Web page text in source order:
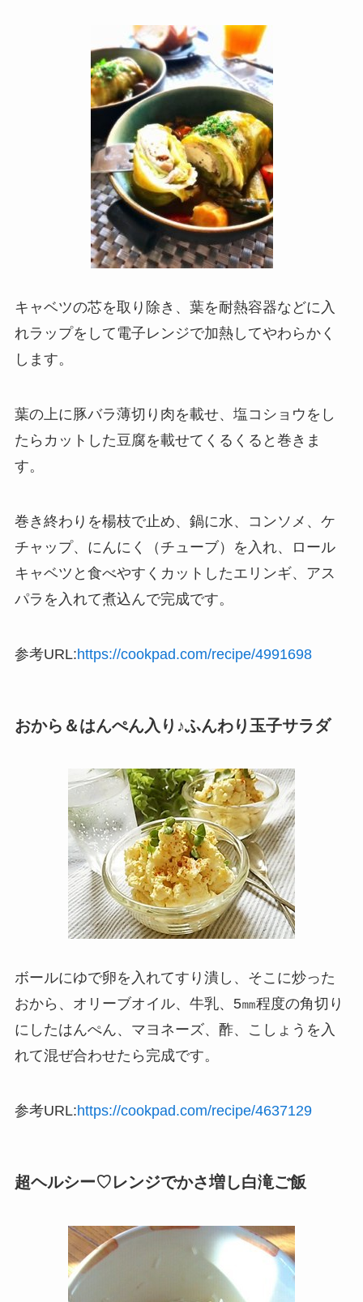
キャベツの芯を取り除き、葉を耐熱容器などに入
れラップをして電子レンジで加熱してやわらかく
します。
葉の上に豚バラ薄切り肉を載せ、塩コショウをし
たらカットした豆腐を載せてくるくると巻きま
す。
巻き終わりを楊枝で止め、鍋に水、コンソメ、ケ
チャップ、にんにく（チューブ）を入れ、ロール
キャベツと食べやすくカットしたエリンギ、アス
パラを入れて煮込んで完成です。
参考URL:https://cookpad.com/recipe/4991698
おから＆はんぺん入り♪ふんわり玉子サラダ
ボールにゆで卵を入れてすり潰し、そこに炒った
おから、オリーブオイル、牛乳、5㎜程度の角切り
にしたはんぺん、マヨネーズ、酢、こしょうを入
れて混ぜ合わせたら完成です。
参考URL:https://cookpad.com/recipe/4637129
超ヘルシー♡レンジでかさ増し白滝ご飯